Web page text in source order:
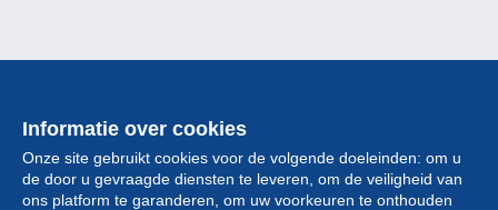
Informatie over cookies
Onze site gebruikt cookies voor de volgende doeleinden: om u
de door u gevraagde diensten te leveren, om de veiligheid van
ons platform te garanderen, om uw voorkeuren te onthouden